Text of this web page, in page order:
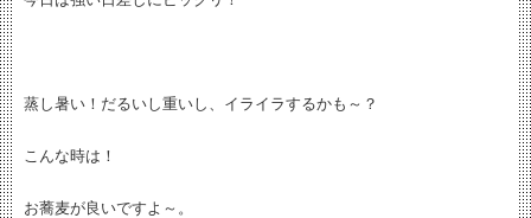
蒸し暑い！だるいし重いし、イライラするかも～？
こんな時は！
お蕎麦が良いですよ～。